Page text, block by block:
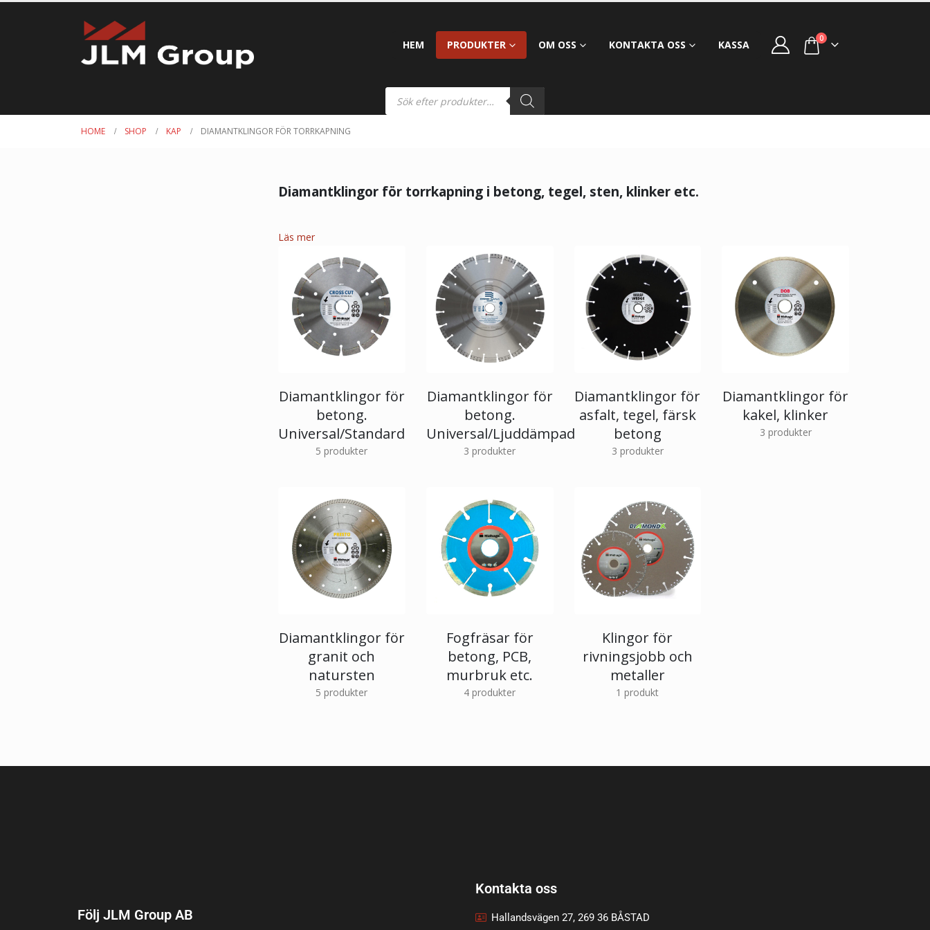
HEM PRODUKTER OM OSS KONTAKTA OSS KASSA 0
HOME SHOP KAP DIAMANTKLINGOR FÖR TORRKAPNING
Diamantklingor för torrkapning i betong, tegel, sten, klinker etc.
Läs mer
Diamantklingor för
betong.
Universal/Standard
5 produkter
Diamantklingor för
betong.
Universal/Ljuddämpad
3 produkter
Diamantklingor för
asfalt, tegel, färsk
betong
3 produkter
Diamantklingor för
kakel, klinker
3 produkter
Diamantklingor för
granit och
natursten
5 produkter
Fogfräsar för
betong, PCB,
murbruk etc.
4 produkter
Klingor för
rivningsjobb och
metaller
1 produkt
Följ JLM Group AB
Kontakta oss
Hallandsvägen 27, 269 36 BÅSTAD